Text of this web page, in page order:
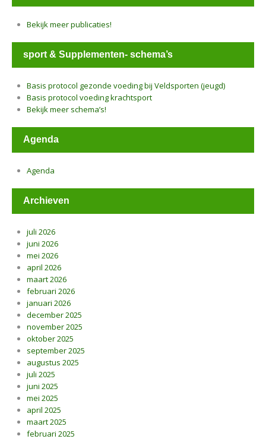
Bekijk meer publicaties!
sport & Supplementen- schema’s
Basis protocol gezonde voeding bij Veldsporten (jeugd)
Basis protocol voeding krachtsport
Bekijk meer schema’s!
Agenda
Agenda
Archieven
juli 2026
juni 2026
mei 2026
april 2026
maart 2026
februari 2026
januari 2026
december 2025
november 2025
oktober 2025
september 2025
augustus 2025
juli 2025
juni 2025
mei 2025
april 2025
maart 2025
februari 2025